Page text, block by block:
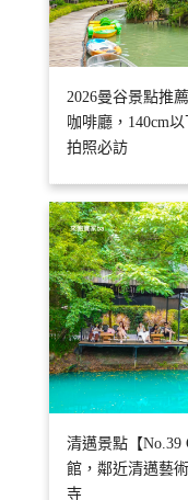
2026曼谷景點推
咖啡廳，140cm
拍照必訪
清邁景點【No.39
館，鄰近清邁藝
寺